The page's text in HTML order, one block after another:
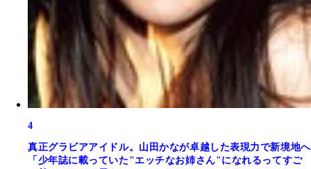
4
真正グラビアアイドル。山田かなが卓越した表現力で新境地へ
「少年誌に載っていた"エッチなお姉さん"になれるってすご